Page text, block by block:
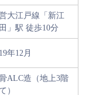
大江戸線「新江
」駅 徒歩10分
年12月
ALC造（地上3階
）